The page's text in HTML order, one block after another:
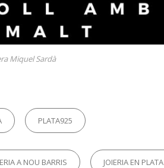
Miquel Sardà
PLATA925
A NOU BARRIS JOIERIA EN PLATA